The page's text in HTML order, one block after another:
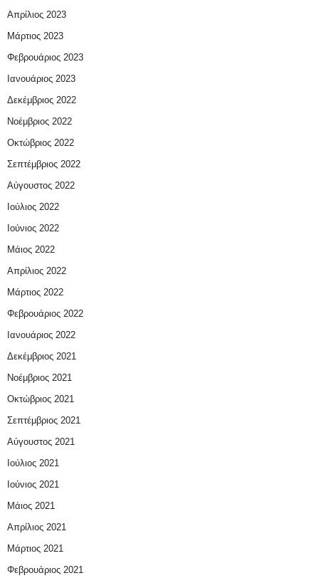
Απρίλιος 2023
Μάρτιος 2023
Φεβρουάριος 2023
Ιανουάριος 2023
Δεκέμβριος 2022
Νοέμβριος 2022
Οκτώβριος 2022
Σεπτέμβριος 2022
Αύγουστος 2022
Ιούλιος 2022
Ιούνιος 2022
Μάιος 2022
Απρίλιος 2022
Μάρτιος 2022
Φεβρουάριος 2022
Ιανουάριος 2022
Δεκέμβριος 2021
Νοέμβριος 2021
Οκτώβριος 2021
Σεπτέμβριος 2021
Αύγουστος 2021
Ιούλιος 2021
Ιούνιος 2021
Μάιος 2021
Απρίλιος 2021
Μάρτιος 2021
Φεβρουάριος 2021